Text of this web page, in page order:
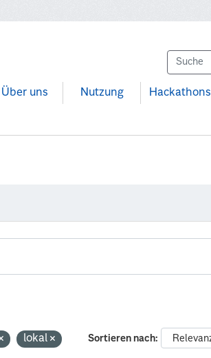
Über uns Nutzung Hackathons
Sortieren nach
lokal